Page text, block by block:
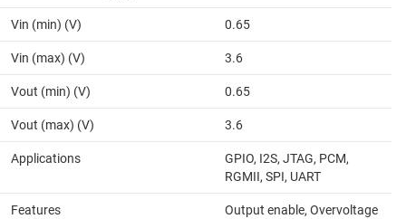
Vin (min) (V) 0.65
Vin (max) (V) 3.6
Vout (min) (V) 0.65
Vout (max) (V) 3.6
Applications
GPIO, I2S, JTAG, PCM,
RGMII, SPI, UART
Features
Output enable, Overvoltage